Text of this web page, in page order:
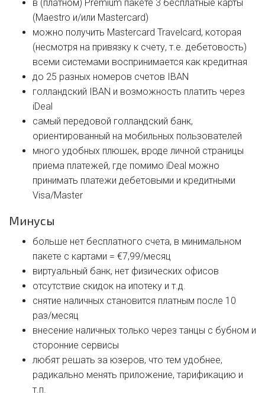
в (платном) Premium пакете 3 бесплатные карты
(Maestro и/или Mastercard)
можно получить Mastercard Travelcard, которая
(несмотря на привязку к счету, т.е. дебетовость)
всеми системами воспринимается как кредитная
до 25 разных номеров счетов IBAN
голландский IBAN и возможность платить через
iDeal
самый передовой голландский банк,
ориентированный на мобильных пользователей
много удобных плюшек, вроде личной страницы
приема платежей, где помимо iDeal можно
принимать платежи дебетовыми и кредитными
Visa/Master
Минусы
больше нет бесплатного счета, в минимальном
пакете с картами = €7,99/месяц
виртуальный банк, нет физических офисов
отсутствие скидок на ипотеку и т.д.
снятие наличных становится платным после 10
раз/месяц
внесение наличных только через танцы с бубном и
сторонние сервисы
любят решать за юзеров, что тем удобнее,
радикально менять приложение, тарификацию и
т.п.